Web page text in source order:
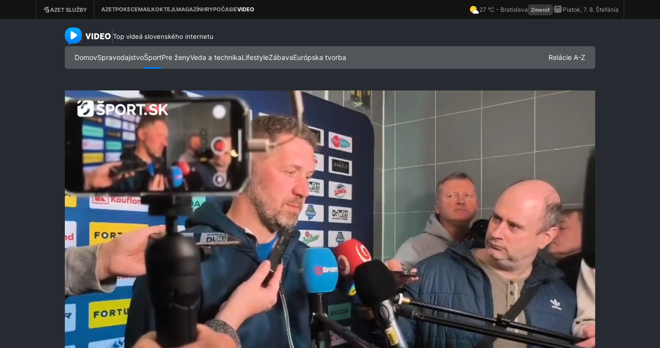
azet.video.sk
Top videá slovenského internetu
DomovSpravodajstvoŠportPre ženyVeda a technikaLifestyleZábavaEurópska tvorba Relácie A-Z